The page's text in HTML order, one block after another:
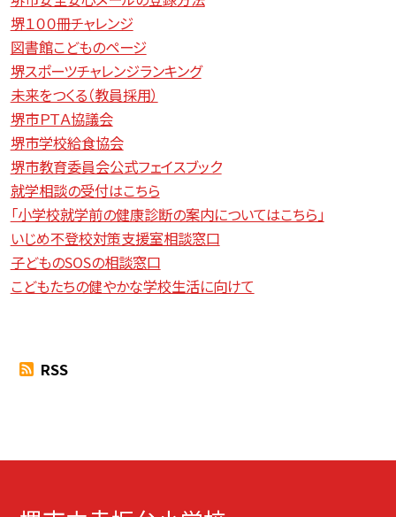
堺１００冊チャレンジ
図書館こどものページ
堺スポーツチャレンジランキング
未来をつくる（教員採用）
堺市ＰＴＡ協議会
堺市学校給食協会
堺市教育委員会公式フェイスブック
就学相談の受付はこちら
「小学校就学前の健康診断の案内についてはこちら」
いじめ不登校対策支援室相談窓口
子どものSOSの相談窓口
こどもたちの健やかな学校生活に向けて
RSS